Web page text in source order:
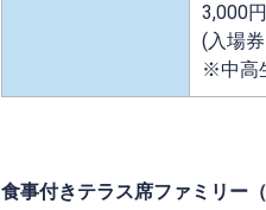
3,000
(入場
※中高
食事付きテラス席ファミリー